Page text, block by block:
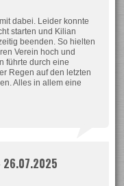
dabei. Leider konnte
starten und Kilian
beenden. So hielten
Verein hoch und
führte durch eine
Regen auf den letzten
Alles in allem eine
- 26.07.2025